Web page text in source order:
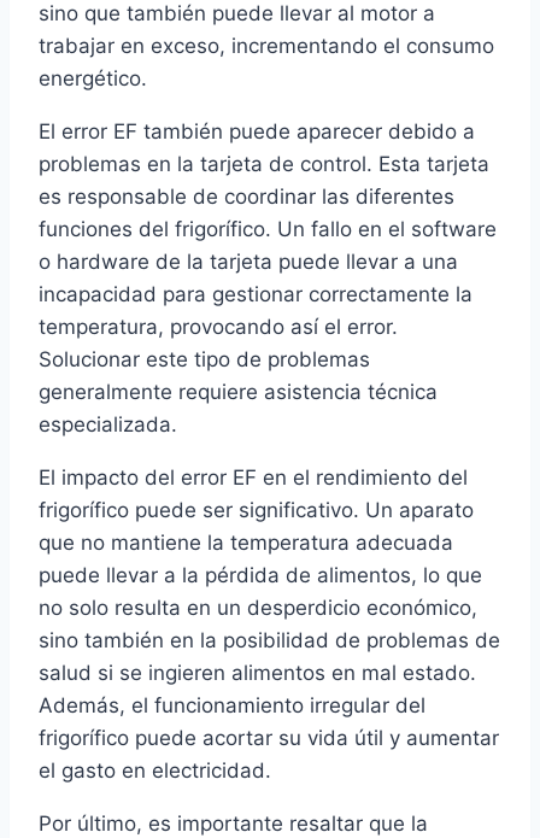
sino que también puede llevar al motor a
trabajar en exceso, incrementando el consumo
energético.
El error EF también puede aparecer debido a
problemas en la tarjeta de control. Esta tarjeta
es responsable de coordinar las diferentes
funciones del frigorífico. Un fallo en el software
o hardware de la tarjeta puede llevar a una
incapacidad para gestionar correctamente la
temperatura, provocando así el error.
Solucionar este tipo de problemas
generalmente requiere asistencia técnica
especializada.
El impacto del error EF en el rendimiento del
frigorífico puede ser significativo. Un aparato
que no mantiene la temperatura adecuada
puede llevar a la pérdida de alimentos, lo que
no solo resulta en un desperdicio económico,
sino también en la posibilidad de problemas de
salud si se ingieren alimentos en mal estado.
Además, el funcionamiento irregular del
frigorífico puede acortar su vida útil y aumentar
el gasto en electricidad.
Por último, es importante resaltar que la